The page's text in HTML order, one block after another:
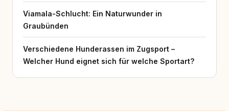
Viamala-Schlucht: Ein Naturwunder in
Graubünden
Verschiedene Hunderassen im Zugsport –
Welcher Hund eignet sich für welche Sportart?